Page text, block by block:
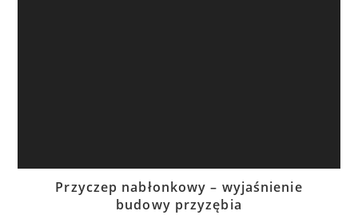
Przyczep nabłonkowy – wyjaśnienie
budowy przyzębia